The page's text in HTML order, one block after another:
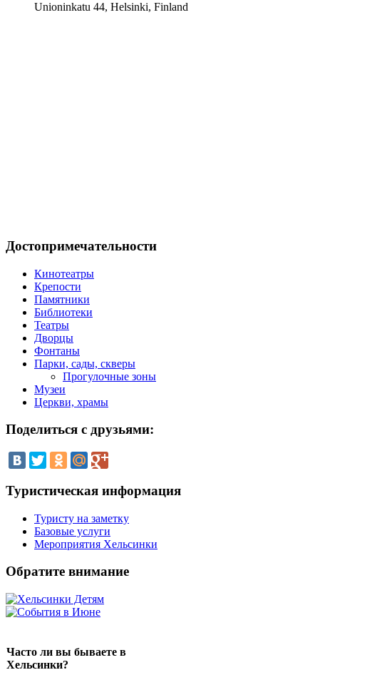
Unioninkatu 44, Helsinki, Finland
Достопримечательности
Кинотеатры
Крепости
Памятники
Библиотеки
Театры
Дворцы
Фонтаны
Парки, сады, скверы
Прогулочные зоны
Музеи
Церкви, храмы
Поделиться с друзьями:
Туристическая информация
Туристу на заметку
Базовые услуги
Мероприятия Хельсинки
Обратите внимание
Часто ли вы бываете в
Хельсинки?